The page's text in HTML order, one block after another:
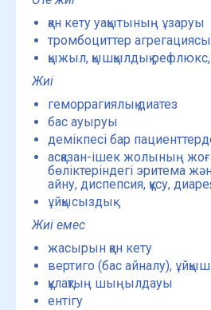
қан кету уақытының ұзаруы
тромбоциттер
қыжыл, қышқылдық
Жиі
геморрагиялық диатез
бас ауыруы
демікпесі бар
асқазан-ішек жолының
бөліктеріндегі эритема
айну, диспепсия, құсу,
ұйқысыздық
Жиі емес
жасырын қан кету
вертиго (бас айналу),
құлақтың шыңылдауы
ентігу